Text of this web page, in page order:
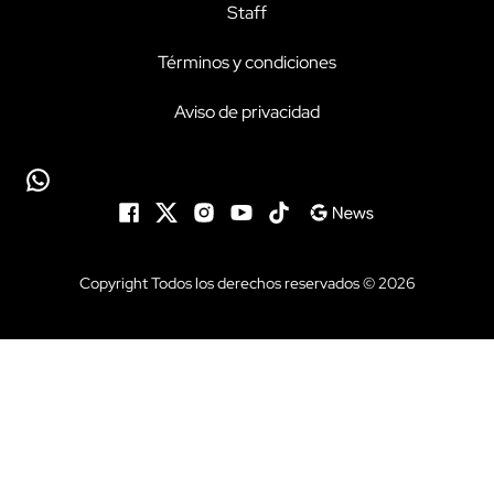
Staff
Términos y condiciones
Aviso de privacidad
Copyright Todos los derechos reservados © 2026